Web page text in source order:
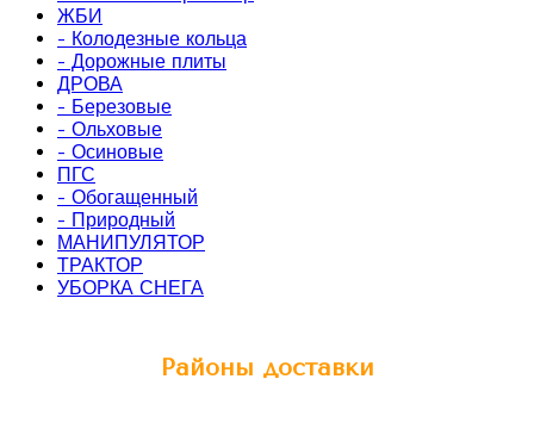
ЖБИ
- Колодезные кольца
- Дорожные плиты
ДРОВА
- Березовые
- Ольховые
- Осиновые
ПГС
- Обогащенный
- Природный
МАНИПУЛЯТОР
ТРАКТОР
УБОРКА СНЕГА
Районы доставки